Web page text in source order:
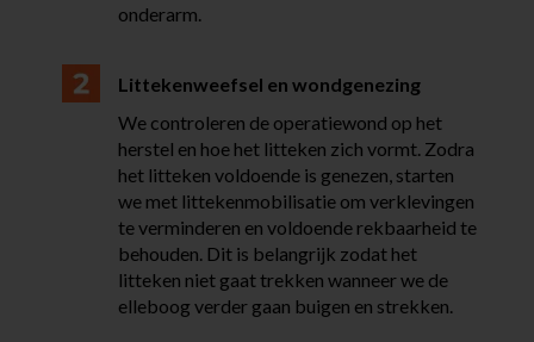
onderarm.
Littekenweefsel en wondgenezing
We controleren de operatiewond op het
herstel en hoe het litteken zich vormt. Zodra
het litteken voldoende is genezen, starten
we met littekenmobilisatie om verklevingen
te verminderen en voldoende rekbaarheid te
behouden. Dit is belangrijk zodat het
litteken niet gaat trekken wanneer we de
elleboog verder gaan buigen en strekken.